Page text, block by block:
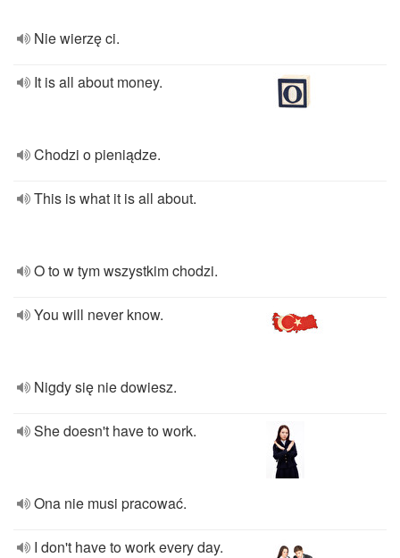
Nie wierzę ci.
It is all about money.
Chodzi o pieniądze.
This is what it is all about.
O to w tym wszystkim chodzi.
You will never know.
Nigdy się nie dowiesz.
She doesn't have to work.
Ona nie musi pracować.
I don't have to work every day.